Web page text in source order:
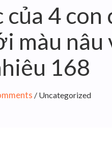
4 con
màu nâu
168
/ Uncategorized